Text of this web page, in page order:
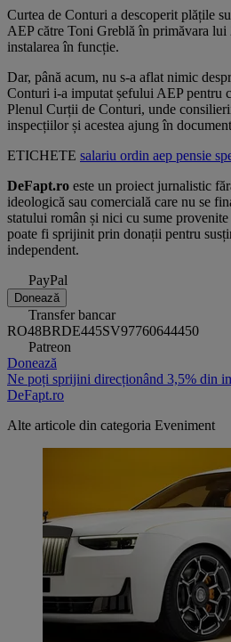
Curtea de Conturi a descoperit plățile
AEP către Toni Greblă în primăvara lui
instalarea în funcție.
Dar, până acum, nu s-a aflat nimic
Conturi i-a imputat șefului AEP pentru
Plenul Curții de Conturi, unde
inspecțiilor și acestea ajung în
ETICHETE salariu ordin aep pensie
DeFapt.ro este un proiect jurnalistic
ideologică sau comercială care nu se
statului român și nici cu sume
poate fi sprijinit prin donații pentru
independent.
PayPal
Donează
Transfer bancar
RO48BRDE445SV97760644450
Patreon
Donează
Ne poți sprijini direcționând 3,5% din
DeFapt.ro
Alte articole din categoria Eveniment